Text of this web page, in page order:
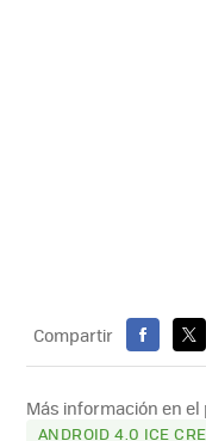
Compartir
FACEBOOK
X
Más información en el
ANDROID 4.0 ICE